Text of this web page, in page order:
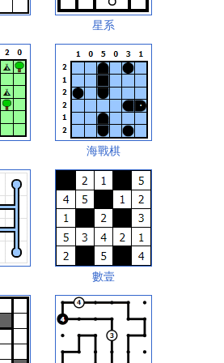
星系
海戰棋
數壹